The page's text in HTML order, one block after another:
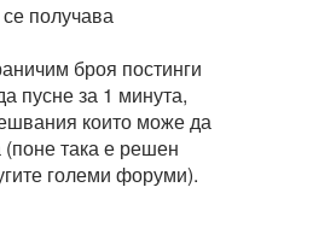
получава
броя постинги
пусне за 1 минута,
които може да
така е решен
големи форуми).